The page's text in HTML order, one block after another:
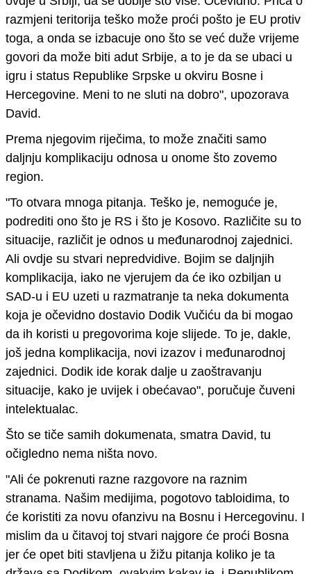
razmjeni teritorija teško može proći pošto je EU protiv
toga, a onda se izbacuje ono što se već duže vrijeme
govori da može biti adut Srbije, a to je da se ubaci u
igru i status Republike Srpske u okviru Bosne i
Hercegovine. Meni to ne sluti na dobro", upozorava
David.
Prema njegovim riječima, to može značiti samo
daljnju komplikaciju odnosa u onome što zovemo
region.
"To otvara mnoga pitanja. Teško je, nemoguće je,
podrediti ono što je RS i što je Kosovo. Različite su to
situacije, različit je odnos u međunarodnoj zajednici.
Ali ovdje su stvari nepredvidive. Bojim se daljnjih
komplikacija, iako ne vjerujem da će iko ozbiljan u
SAD-u i EU uzeti u razmatranje ta neka dokumenta
koja je očevidno dostavio Dodik Vučiću da bi mogao
da ih koristi u pregovorima koje slijede. To je, dakle,
još jedna komplikacija, novi izazov i međunarodnoj
zajednici. Dodik ide korak dalje u zaoštravanju
situacije, kako je uvijek i obećavao", poručuje čuveni
intelektualac.
Što se tiče samih dokumenata, smatra David, tu
očigledno nema ništa novo.
"Ali će pokrenuti razne razgovore na raznim
stranama. Našim medijima, pogotovo tabloidima, to
će koristiti za novu ofanzivu na Bosnu i Hercegovinu. I
mislim da u čitavoj toj stvari najgore će proći Bosna
jer će opet biti stavljena u žižu pitanja koliko je ta